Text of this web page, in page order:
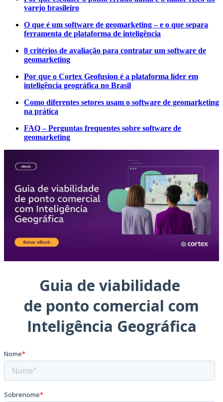
varejo brasileiro
O que é um software de geomarketing – e o que separa
ferramenta de plataforma de inteligência
8 critérios de avaliação para contratar um software de
geomarketing
Por que o Cortex Geofusion é a plataforma líder em
inteligência geográfica no Brasil
Como diferentes setores usam o software de geomarketing
na prática
FAQ – Perguntas frequentes sobre software de
geomarketing